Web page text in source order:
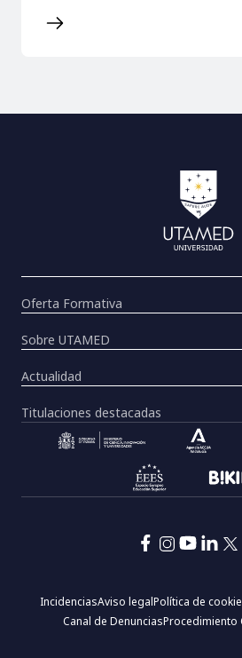
Oferta Formativa
Sobre UTAMED
Actualidad
Titulaciones destacadas
página:
IncidenciasAviso legalPolítica de
Canal de DenunciasProcedimiento